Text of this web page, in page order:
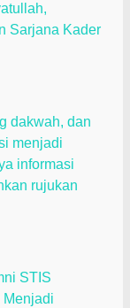
Sarjana Kader
STIS
Menjadi